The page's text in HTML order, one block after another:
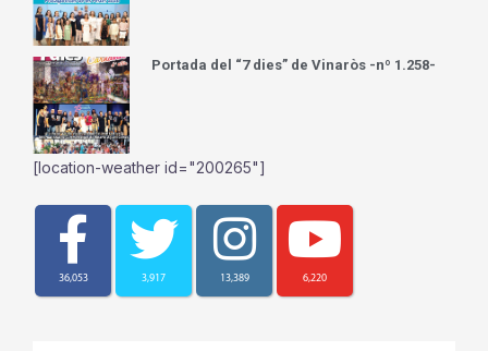
Portada del “7 dies” de Vinaròs -nº 1.258-
[location-weather id="200265"]
36,053 3,917 13,389 6,220